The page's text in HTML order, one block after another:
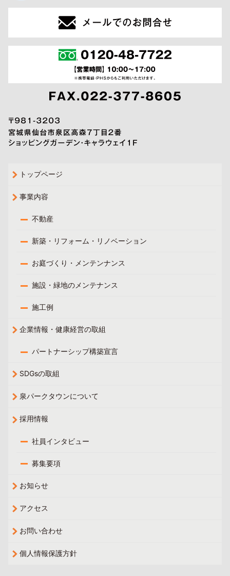
トップページ
事業内容
不動産
新築・リフォーム・リノベーション
お庭づくり・メンテンナンス
施設・緑地のメンテナンス
施工例
企業情報・健康経営の取組
パートナーシップ構築宣言
SDGsの取組
泉パークタウンについて
採用情報
社員インタビュー
募集要項
お知らせ
アクセス
お問い合わせ
個人情報保護方針